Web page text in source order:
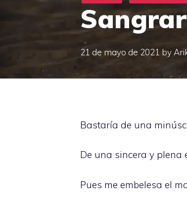
21 de mayo de 2021 by
Bastaría de una
De una sincera y
Pues me embelesa el